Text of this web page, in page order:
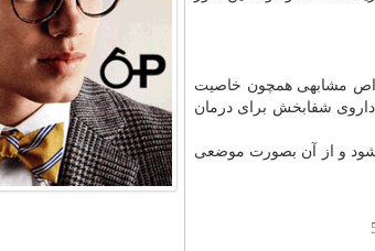
خواص مشابهی همچون خاصیت
داروی شفابخش برای درمان
و از آن بصورت موضعی